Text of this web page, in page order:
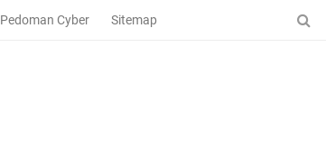
Pedoman Cyber Sitemap